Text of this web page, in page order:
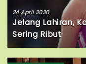
24 April 2020
Jelang Lahiran,
Sering Ribut